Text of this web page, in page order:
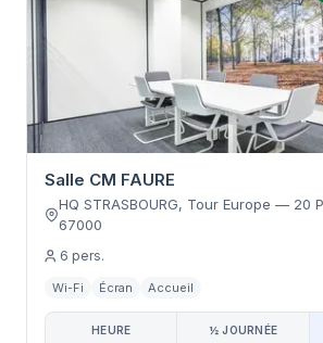
Salle CM FAURE
HQ STRASBOURG, Tour Europe — 20
67000
6 pers.
Wi-Fi Écran Accueil
HEURE ½ JOURNÉE